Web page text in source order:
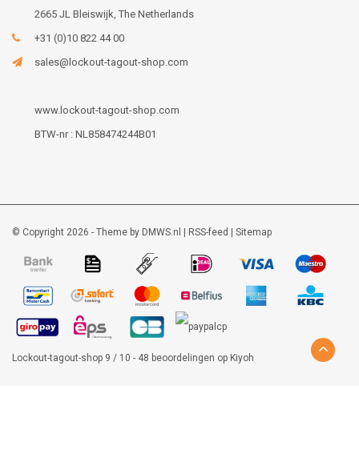
2665 JL Bleiswijk, The Netherlands
+31 (0)10 822 44 00
sales@lockout-tagout-shop.com
www.lockout-tagout-shop.com
BTW-nr : NL858474244B01
© Copyright 2026 - Theme by DMWS.nl RSS-feed Sitemap
Lockout-tagout-shop 9 / 10 - 48 beoordelingen op Kiyoh